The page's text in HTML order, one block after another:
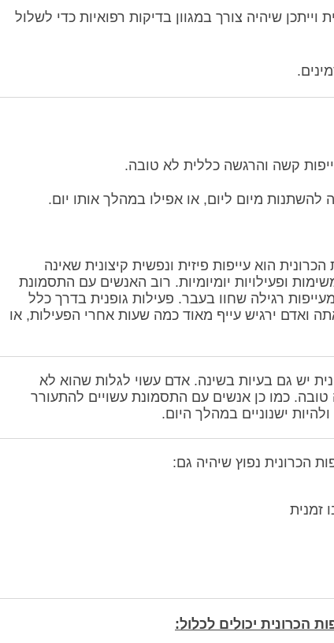
שיהיה צורך במגוון בדיקות רפואיות כדי לשלול
קשה והרגשה כללית לא טובה.
מיום ליום, או אפילו במהלך אותו יום.
הוא עייפות פיזית ונפשית קיצונית שאינה
ופעילויות יומיומיות. רוב האנשים עם התסמונת
רגילה שחוו בעבר. פעילות גופנית בדרך כלל
ירגיש עייף מאוד כמה שעות אחרי הפעילות, או
יש גם בעיות בשינה. אדם עשוי לגלות שהוא לא
כמו כן אנשים עם התסמונת עשויים להתעורר
ישנוניים במהלך היום.
הכרונית נפוץ שיהיה גם:
זמנית
הכרונית יכולים לכלול: